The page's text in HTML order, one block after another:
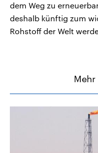
dem Weg zu
deshalb künftig zum
Rohstoff der Welt
Mehr